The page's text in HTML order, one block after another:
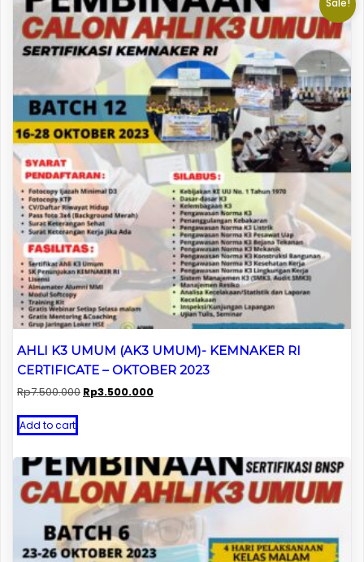
Sale!
AHLI K3 UMUM (AK3 UMUM)- KEMNAKER RI
CERTIFICATE – OKTOBER 2023
Rp7.500.000 Original
Rp3.500.000Current
Add to cart